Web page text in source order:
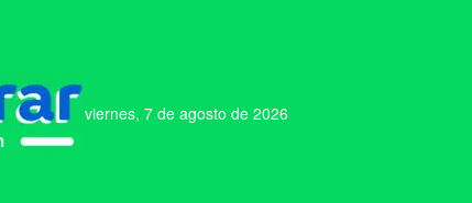
viernes, 7 de agosto de 2026